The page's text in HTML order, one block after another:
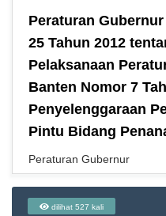
Peraturan
25 Tahun 2012
Pelaksanaan
Banten Nomor 7
Penyelenggaraan
Pintu Bidang
Peraturan Gubernur
dilihat 527 kali